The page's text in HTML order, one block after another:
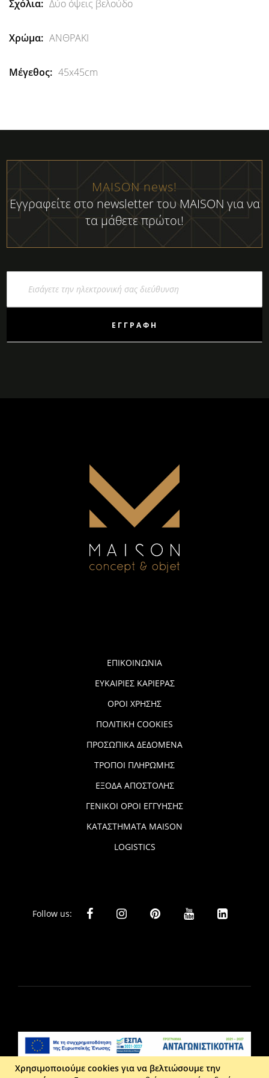
Δύο όψεις βελούδο
ΑΝΘΡΑΚΙ
45x45cm
MAISON news!
Εγγραφείτε στο newsletter του MAISON για να
τα μάθετε πρώτοι!
ΕΓΓΡΑΦΉ
ΕΠΙΚΟΙΝΩΝΙΑ
ΕΥΚΑΙΡΙΕΣ ΚΑΡΙΕΡΑΣ
ΟΡΟΙ ΧΡΗΣΗΣ
ΠΟΛΙΤΙΚΗ COOKIES
ΠΡΟΣΩΠΙΚΑ ΔΕΔΟΜΕΝΑ
ΤΡΟΠΟΙ ΠΛΗΡΩΜΗΣ
ΕΞΟΔΑ ΑΠΟΣΤΟΛΗΣ
ΓΕΝΙΚΟΙ ΟΡΟΙ ΕΓΓΥΗΣΗΣ
ΚΑΤΑΣΤΗΜΑΤΑ MAISON
LOGISTICS
Follow us:
Χρησιμοποιούμε cookies για να βελτιώσουμε την